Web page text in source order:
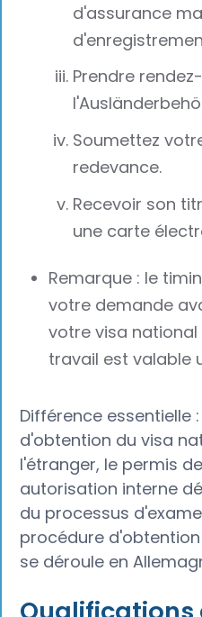
d'assurance
Prendre
Soumettez
redevance.
Recevoir son
une carte
Remarque : le
votre demande
votre visa national
travail est valable
Différence essentielle
d'obtention du visa
l'étranger, le permis
autorisation interne
du processus
procédure
se déroule en